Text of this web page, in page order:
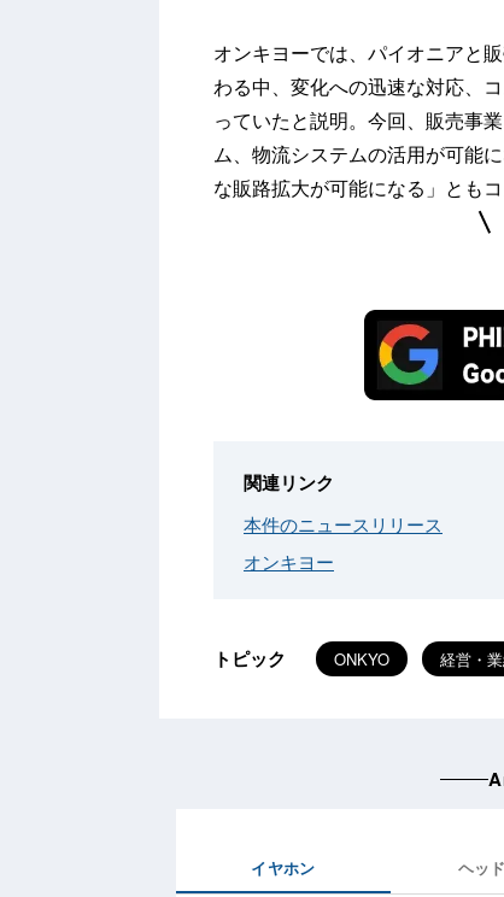
オンキヨーでは、パイオニアと
わる中、変化への迅速な対応、
っていたと説明。今回、販売事
ム、物流システムの活用が可能
な販路拡大が可能になる」ともコ
関連リンク
本件のニュースリリース
オンキヨー
トピック ONKYO 経営・